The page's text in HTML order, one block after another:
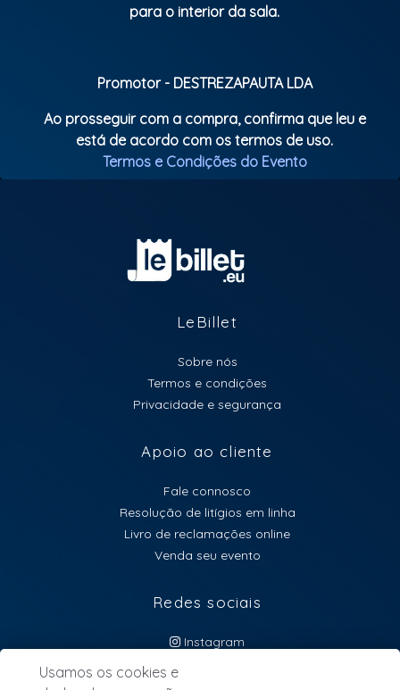
para o interior da sala.
Promotor - DESTREZAPAUTA LDA
Ao prosseguir com a compra, confirma que leu e
está de acordo com os termos de uso.
Termos e Condições do Evento
LeBillet
Sobre nós
Termos e condições
Privacidade e segurança
Apoio ao cliente
Fale connosco
Resolução de litígios em linha
Livro de reclamações online
Venda seu evento
Redes sociais
Instagram
atendimento@lebillet.eu
Usamos os cookies e